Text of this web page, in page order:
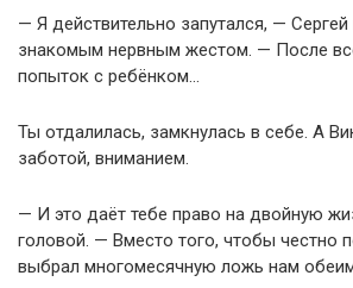
— Я действительно запутался, —
знакомым нервным жестом. — После
попыток с ребёнком…
Ты отдалилась, замкнулась в себе. А
заботой, вниманием.
— И это даёт тебе право на двойную
головой. — Вместо того, чтобы честно
выбрал многомесячную ложь нам